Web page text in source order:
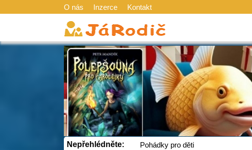
O nás Inzerce Kontakt
Nepřehlédněte:
Pohádky pro děti